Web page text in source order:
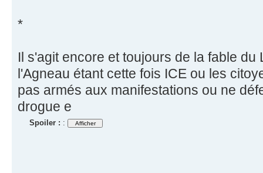
*
Il s'agit encore et toujours de la fable du
l'Agneau étant cette fois ICE ou les
pas armés aux manifestations ou ne
drogue e
Spoiler : :